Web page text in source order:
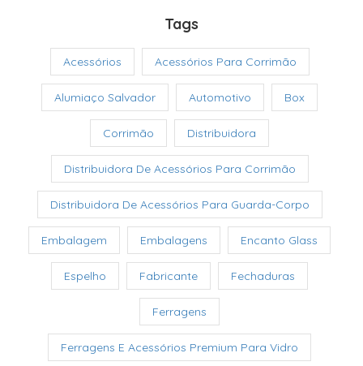
Tags
Acessórios Acessórios Para Corrimão
Alumiaço Salvador Automotivo Box
Corrimão Distribuidora
Distribuidora De Acessórios Para Corrimão
Distribuidora De Acessórios Para Guarda-Corpo
Embalagem Embalagens Encanto Glass
Espelho Fabricante Fechaduras
Ferragens
Ferragens E Acessórios Premium Para Vidro